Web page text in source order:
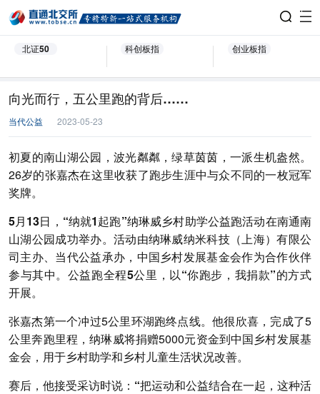
北证50 科创板指 创业板指
向光而行，五公里跑的背后……
当代公益 2023-05-23
初夏的南山湖公园，波光粼粼，绿草茵茵，一派生机盎然。
26岁的张嘉杰在这里收获了跑步生涯中与众不同的一枚冠军
奖牌。
5月13日，“纳就1起跑”纳琳威乡村助学公益跑活动在南通南
山湖公园成功举办。活动由纳琳威纳米科技（上海）有限公
司主办、 当代公益承办，中国乡村发展基金会作为合作伙伴
参与其中。公益跑全程5公里，以“你跑步，我捐款”的方式
开展。
张嘉杰第一个冲过5公里环湖跑终点线。他很欣喜，完成了5
公里奔跑里程，纳琳威将捐赠5000元资金到中国乡村发展基
金会，用于乡村助学和乡村儿童生活状况改善。
赛后，他接受采访时说：“把运动和公益结合在一起，这种活